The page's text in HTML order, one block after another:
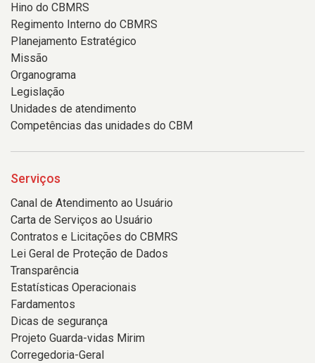
Hino do CBMRS
Regimento Interno do CBMRS
Planejamento Estratégico
Missão
Organograma
Legislação
Unidades de atendimento
Competências das unidades do CBM
Serviços
Canal de Atendimento ao Usuário
Carta de Serviços ao Usuário
Contratos e Licitações do CBMRS
Lei Geral de Proteção de Dados
Transparência
Estatísticas Operacionais
Fardamentos
Dicas de segurança
Projeto Guarda-vidas Mirim
Corregedoria-Geral